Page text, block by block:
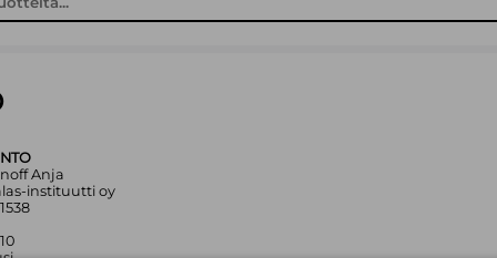
Anja
instituutti oy